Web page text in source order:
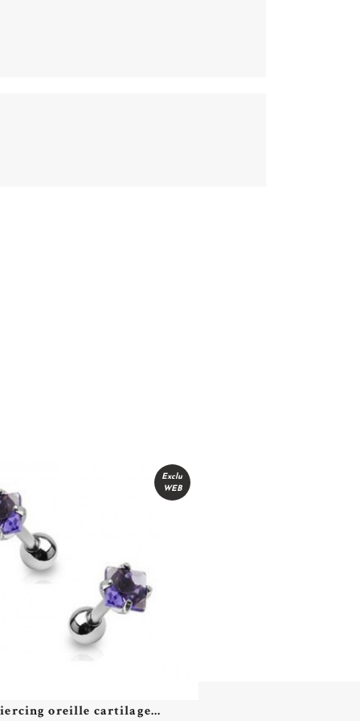
Exclu
WEB
oreille cartilage...